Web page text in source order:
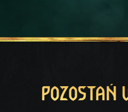
POZOSTAŃ